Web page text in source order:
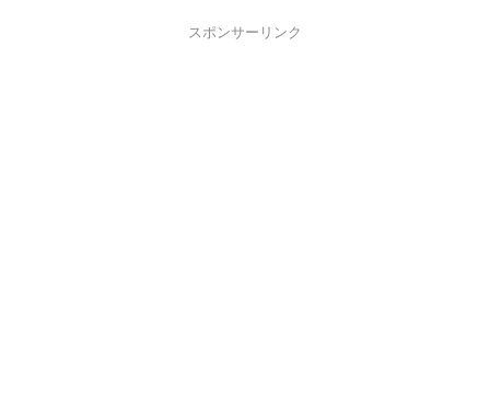
スポンサーリンク